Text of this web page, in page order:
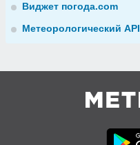
Виджет погода.com
Метеорологический API